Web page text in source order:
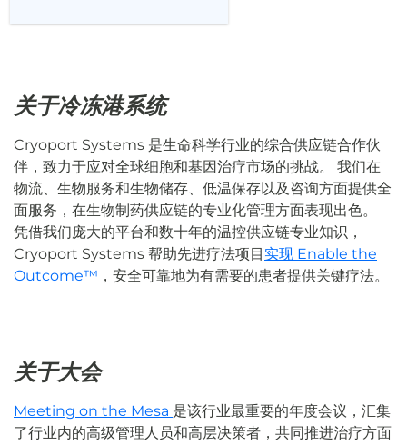
关于冷冻港系统
Cryoport Systems 是生命科学行业的综合供应链合作伙
伴，致力于应对全球细胞和基因治疗市场的挑战。 我们在
物流、生物服务和生物储存、低温保存以及咨询方面提供全
面服务，在生物制药供应链的专业化管理方面表现出色。
凭借我们庞大的平台和数十年的温控供应链专业知识，
Cryoport Systems 帮助先进疗法项目 实现 Enable the
Outcome™ ，安全可靠地为有需要的患者提供关键疗法。
关于大会
Meeting on the Mesa 是该行业最重要的年度会议，汇集
了行业内的高级管理人员和高层决策者，共同推进治疗方面